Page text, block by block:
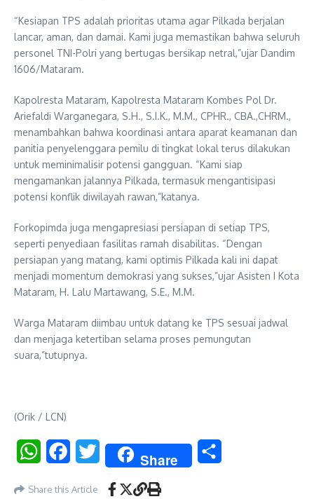
“Kesiapan TPS adalah prioritas utama agar Pilkada berjalan
lancar, aman, dan damai. Kami juga memastikan bahwa seluruh
personel TNI-Polri yang bertugas bersikap netral,”ujar Dandim
1606/Mataram.
Kapolresta Mataram, Kapolresta Mataram Kombes Pol Dr.
Ariefaldi Warganegara, S.H., S.I.K., M.M., CPHR., CBA.,CHRM.,
menambahkan bahwa koordinasi antara aparat keamanan dan
panitia penyelenggara pemilu di tingkat lokal terus dilakukan
untuk meminimalisir potensi gangguan. “Kami siap
mengamankan jalannya Pilkada, termasuk mengantisipasi
potensi konflik diwilayah rawan,”katanya.
Forkopimda juga mengapresiasi persiapan di setiap TPS,
seperti penyediaan fasilitas ramah disabilitas. “Dengan
persiapan yang matang, kami optimis Pilkada kali ini dapat
menjadi momentum demokrasi yang sukses,”ujar Asisten I Kota
Mataram, H. Lalu Martawang, S.E., M.M.
Warga Mataram diimbau untuk datang ke TPS sesuai jadwal
dan menjaga ketertiban selama proses pemungutan
suara,”tutupnya.
(Orik / LCN)
WhatsAppFacebookTwitter Share
Share this Article